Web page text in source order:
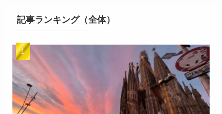
記事ランキング（全体）